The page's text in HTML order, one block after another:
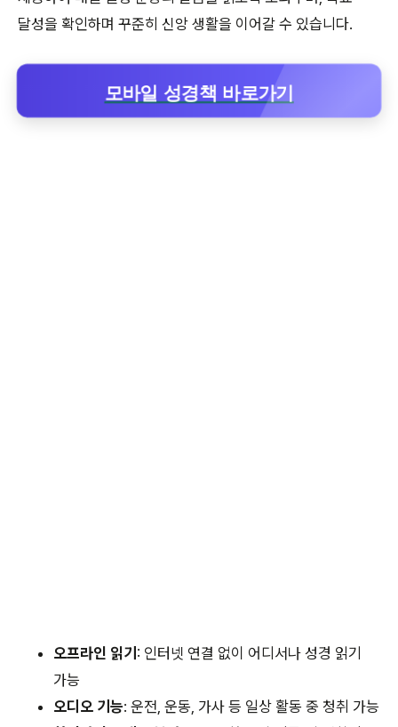
달성을 확인하며 꾸준히 신앙 생활을 이어갈 수 있습니다.
모바일 성경책 바로가기
오프라인 읽기 : 인터넷 연결 없이 어디서나 성경 읽기
가능
오디오 기능: 운전, 운동, 가사 등 일상 활동 중 청취 가능